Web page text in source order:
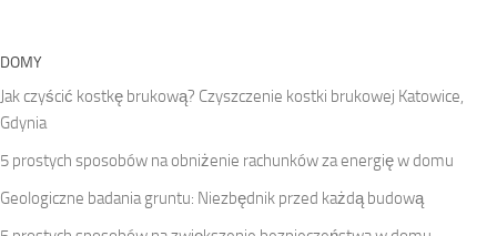
DOMY
Jak czyścić kostkę brukową? Czyszczenie kostki brukowej Katowice,
Gdynia
5 prostych sposobów na obniżenie rachunków za energię w domu
Geologiczne badania gruntu: Niezbędnik przed każdą budową